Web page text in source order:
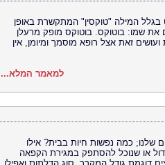
המילה "טוקסין" המתקשרת באופן
את שמו: בוטוקס. בוטוקס מופק מרעלן
זאת אצל רופא מוסמך ומיומן, אין
למאמר המלא...
שלנו; כמה נפשות חיות בבית? אילו
או שנוכל להסתפק במגירת הקפאה